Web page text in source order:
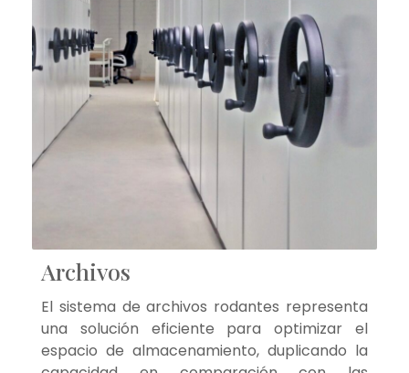
Archivos
El sistema de archivos rodantes representa
una solución eficiente para optimizar el
espacio de almacenamiento, duplicando la